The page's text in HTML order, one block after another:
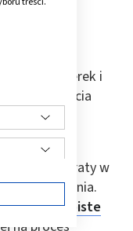
jelit jest
nerek i
jakości życia
wiele
jego utraty w
wchłaniania.
nanieswoiste
na proces